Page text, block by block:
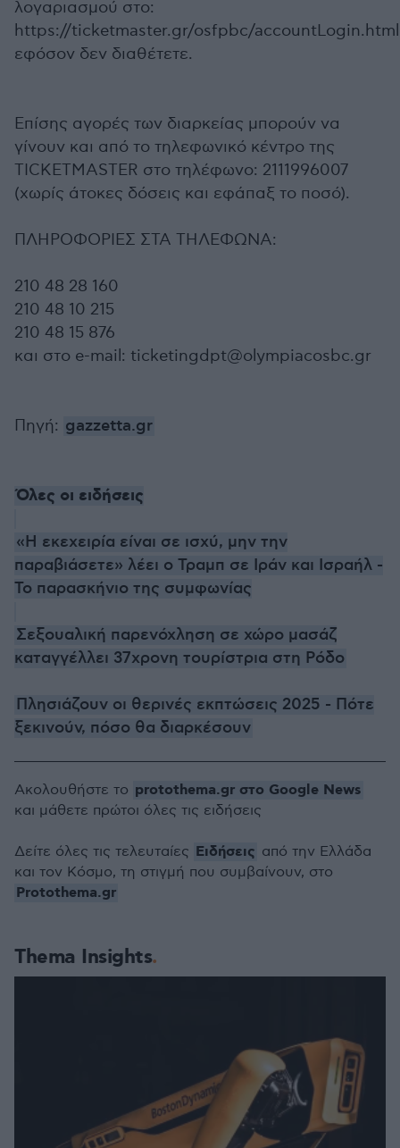
λογαριασμού στο:
https://ticketmaster.gr/osfpbc/accountLogin.html
εφόσον δεν διαθέτετε.
Επίσης αγορές των διαρκείας μπορούν να
γίνουν και από το τηλεφωνικό κέντρο της
TICKETMASTER στο τηλέφωνο: 2111996007
(χωρίς άτοκες δόσεις και εφάπαξ το ποσό).
​ΠΛΗΡΟΦΟΡΙΕΣ ΣΤΑ ΤΗΛΕΦΩΝΑ:​
210 48 28 160​
210 48 10 215​
210 48 15 876
και στο e-mail:​ ticketingdpt@olympiacosbc.gr
Πηγή: gazzetta.gr
Όλες οι ειδήσεις
«Η εκεχειρία είναι σε ισχύ, μην την
παραβιάσετε» λέει ο Τραμπ σε Ιράν και Ισραήλ -
Το παρασκήνιο της συμφωνίας
Σεξουαλική παρενόχληση σε χώρο μασάζ
καταγγέλλει 37χρονη τουρίστρια στη Ρόδο
Πλησιάζουν οι θερινές εκπτώσεις 2025 - Πότε
ξεκινούν, πόσο θα διαρκέσουν
Thema Insights
Ακολουθήστε το protothema.gr στο Google News
και μάθετε πρώτοι όλες τις ειδήσεις
Δείτε όλες τις τελευταίες Ειδήσεις από την Ελλάδα
και τον Κόσμο, τη στιγμή που συμβαίνουν, στο
Protothema.gr